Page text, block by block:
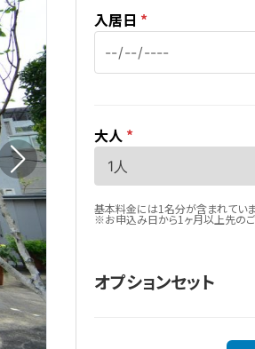
入居日 *
大人 *
基本料金には1名分が含まれてい
※お申込み日から1ヶ月以上先のご
オプションセット